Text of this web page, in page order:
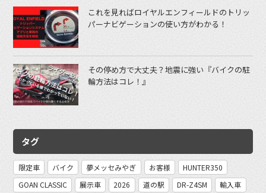
これを見ればロイヤルエンフィールドのトリッ
パーナビゲーションの使い方がわかる！
その停め方で大丈夫？地震に強い『バイクの駐
輪方法はコレ！』
タグ
限定車 バイク 夢メッセみやぎ お客様
HUNTER350
GOAN CLASSIC
展示車 2026 道の駅 DR-Z4SM
輸入車